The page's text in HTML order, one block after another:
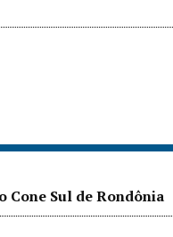
Cone Sul de Rondônia